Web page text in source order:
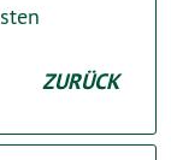
ZURÜCK